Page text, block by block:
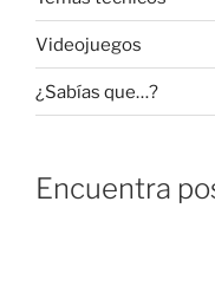
Videojuegos
¿Sabías que…?
Encuentra